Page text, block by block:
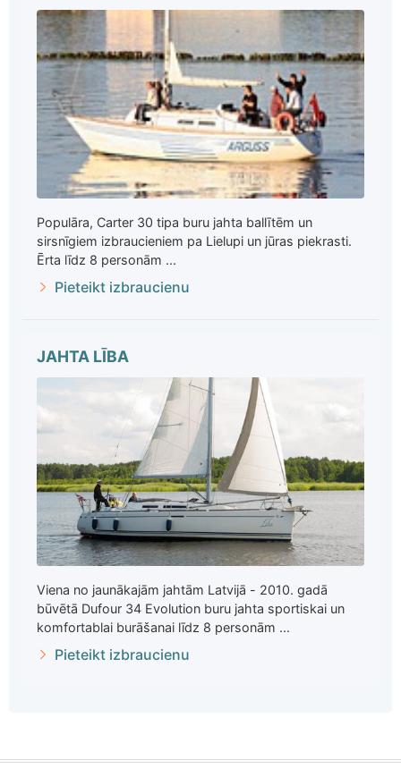
Populāra, Carter 30 tipa buru jahta ballītēm un
sirsnīgiem izbraucieniem pa Lielupi un jūras piekrasti.
Ērta līdz 8 personām ...
Pieteikt izbraucienu
JAHTA LĪBA
Viena no jaunākajām jahtām Latvijā - 2010. gadā
būvētā Dufour 34 Evolution buru jahta sportiskai un
komfortablai burāšanai līdz 8 personām ...
Pieteikt izbraucienu